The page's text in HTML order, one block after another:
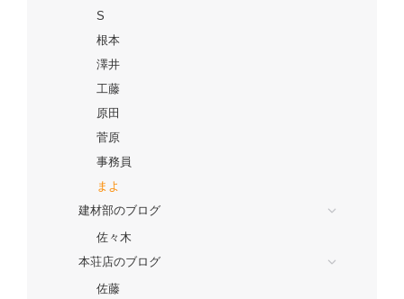
S
根本
澤井
工藤
原田
菅原
事務員
まよ
建材部のブログ
佐々木
本荘店のブログ
佐藤